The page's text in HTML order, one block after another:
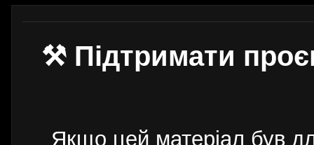
⚒ Підтримати
Якщо цей матеріал був